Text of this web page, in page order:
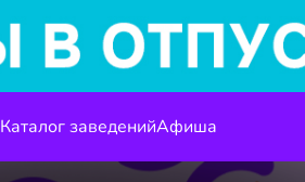
Каталог заведенийАфиша